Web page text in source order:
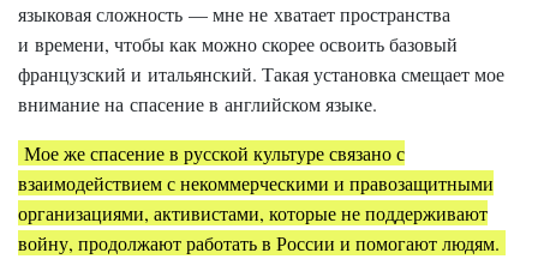
языковая сложность — мне не хватает пространства
и времени, чтобы как можно скорее освоить базовый
французский и итальянский. Такая установка смещает мое
внимание на спасение в английском языке.
Мое же спасение в русской культуре связано с
взаимодействием с некоммерческими и правозащитными
организациями, активистами, которые не поддерживают
войну, продолжают работать в России и помогают людям.